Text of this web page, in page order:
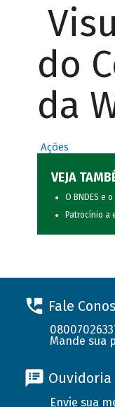
do
da
Ações
VEJA
O BNDES e
Patrocínio a
Fale
Mande sua
Ouvidoria
Envie sua